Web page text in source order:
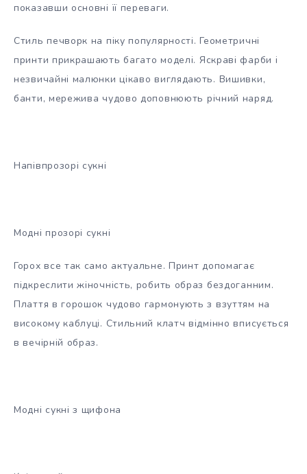
показавши основні її переваги.
Стиль печворк на піку популярності. Геометричні
принти прикрашають багато моделі. Яскраві фарби і
незвичайні малюнки цікаво виглядають. Вишивки,
банти, мережива чудово доповнюють річний наряд.
Напівпрозорі сукні
Модні прозорі сукні
Горох все так само актуальне. Принт допомагає
підкреслити жіночність, робить образ бездоганним.
Плаття в горошок чудово гармонують з взуттям на
високому каблуці. Стильний клатч відмінно вписується
в вечірній образ.
Модні сукні з щифона